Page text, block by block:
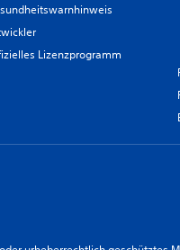
Lizenzprogramm